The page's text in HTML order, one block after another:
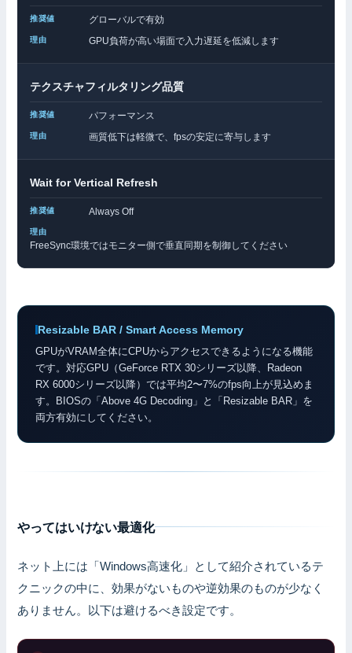
グローバルで有効
GPU負荷が高い場面で入力遅延を低減します
テクスチャフィルタリング品質
パフォーマンス
画質低下は軽微で、fpsの安定に寄与します
Wait for Vertical Refresh
Always Off
FreeSync環境ではモニター側で垂直同期を制御してください
Resizable BAR / Smart Access Memory
GPUがVRAM全体にCPUからアクセスできるようになる機能
です。対応GPU（GeForce RTX 30シリーズ以降、Radeon
RX 6000シリーズ以降）では平均2〜7%のfps向上が見込めま
す。BIOSの「Above 4G Decoding」と「Resizable BAR」を
両方有効にしてください。
やってはいけない最適化
ネット上には「Windows高速化」として紹介されているテ
クニックの中に、効果がないものや逆効果のものが少なく
ありません。以下は避けるべき設定です。